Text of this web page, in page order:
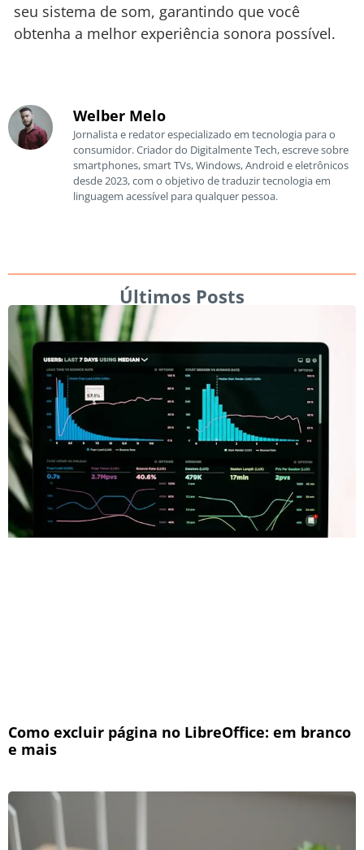
seu sistema de som, garantindo que você
obtenha a melhor experiência sonora possível.
Welber Melo
Jornalista e redator especializado em tecnologia para o
consumidor. Criador do Digitalmente Tech, escreve sobre
smartphones, smart TVs, Windows, Android e eletrônicos
desde 2023, com o objetivo de traduzir tecnologia em
linguagem acessível para qualquer pessoa.
Últimos Posts
Como excluir página no LibreOffice: em branco
e mais